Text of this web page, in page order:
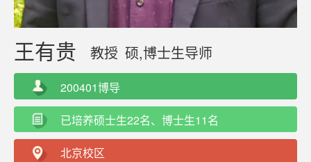
王有贵 教授 硕,博士生导师
200401博导
已培养硕士生22名、博士生11名
北京校区